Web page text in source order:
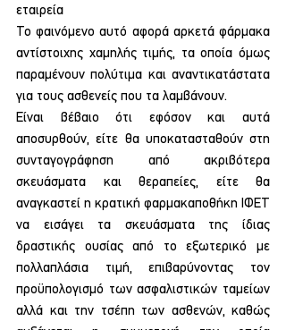
εταιρεία
Το φαινόμενο αυτό αφορά αρκετά φάρμακα
αντίστοιχης χαμηλής τιμής, τα οποία όμως
παραμένουν πολύτιμα και αναντικατάστατα
για τους ασθενείς που τα λαμβάνουν.
Είναι βέβαιο ότι εφόσον και αυτά
αποσυρθούν, είτε θα υποκατασταθούν στη
συνταγογράφηση από ακριβότερα
σκευάσματα και θεραπείες, είτε θα
αναγκαστεί η κρατική φαρμακαποθήκη ΙΦΕΤ
να εισάγει τα σκευάσματα της ίδιας
δραστικής ουσίας από το εξωτερικό με
πολλαπλάσια τιμή, επιβαρύνοντας τον
προϋπολογισμό των ασφαλιστικών ταμείων
αλλά και την τσέπη των ασθενών, καθώς